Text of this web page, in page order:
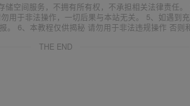
空间服务，不拥有所有权，不承担相关法律责任
用于非法操作，一切后果与本站无关。 5、如遇到
。 6、本教程仅供揭秘 请勿用于非法违规操作 否则
THE END